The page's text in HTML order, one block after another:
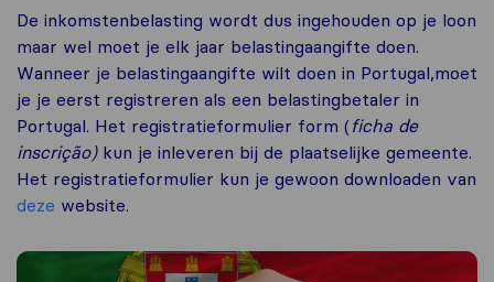
De inkomstenbelasting wordt dus ingehouden op je loon
maar wel moet je elk jaar belastingaangifte doen.
Wanneer je belastingaangifte wilt doen in Portugal,moet
je je eerst registreren als een belastingbetaler in
Portugal. Het registratieformulier form ( ficha de
inscrição) kun je inleveren bij de plaatselijke gemeente.
Het registratieformulier kun je gewoon downloaden van
deze website.